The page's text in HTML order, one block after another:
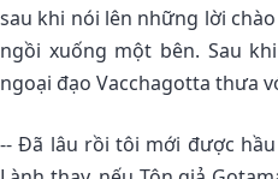
sau khi nói lên những lời
ngồi xuống một bên. Sau
ngoại đạo Vacchagotta thưa
-- Ðã lâu rồi tôi mới được